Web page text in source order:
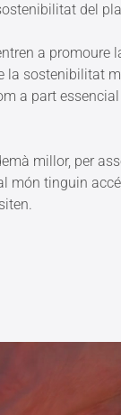
del
a promoure
la sostenibilitat
a part
millor, per
món tinguin